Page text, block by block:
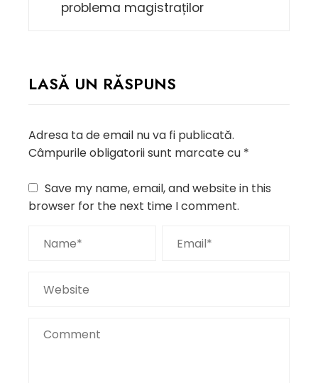
problema magistraților
LASĂ UN RĂSPUNS
Adresa ta de email nu va fi publicată.
Câmpurile obligatorii sunt marcate cu *
Save my name, email, and website in this
browser for the next time I comment.